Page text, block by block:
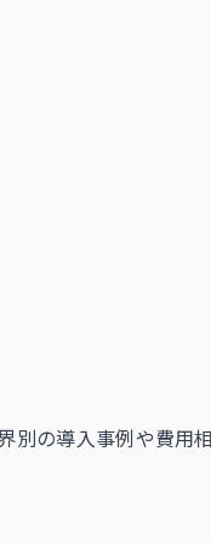
の導入事例や費用